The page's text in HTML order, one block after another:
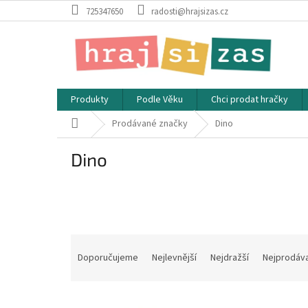
na
725347650 radosti@hrajsizas.cz
Produkty Podle Věku Chci prodat hračky
Domů Prodávané značky Dino
Dino
Doporučujeme Nejlevnější Nejdražší